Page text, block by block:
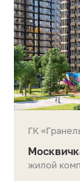
ГК
жилой